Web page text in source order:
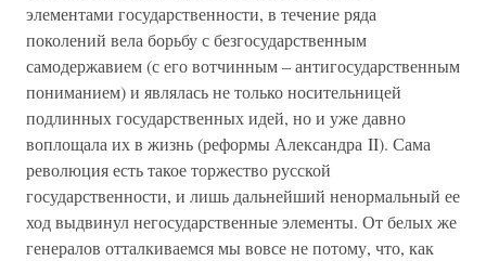
элементами государственности, в течение ряда
поколений вела борьбу с безгосударственным
самодержавием (с его вотчинным – антигосударственным
пониманием) и являлась не только носительницей
подлинных государственных идей, но и уже давно
воплощала их в жизнь (реформы Александра II). Сама
революция есть такое торжество русской
государственности, и лишь дальнейший ненормальный ее
ход выдвинул негосударственные элементы. От белых же
генералов отталкиваемся мы вовсе не потому, что, как